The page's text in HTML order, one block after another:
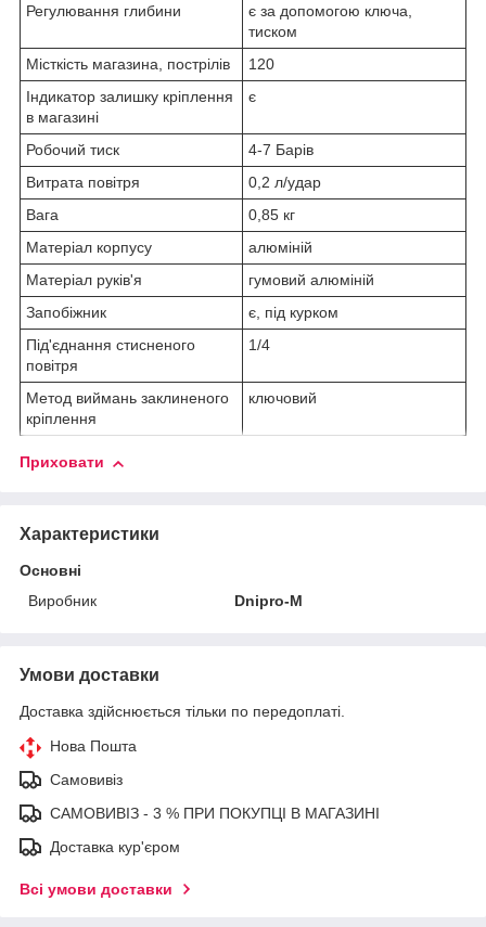
Регулювання глибини
є за допомогою ключа,
тиском
Місткість магазина, пострілів
120
Індикатор залишку кріплення
в магазині
є
Робочий тиск
4-7 Барів
Витрата повітря
0,2 л/удар
Вага
0,85 кг
Матеріал корпусу
алюміній
Матеріал руків'я
гумовий алюміній
Запобіжник
є, під курком
Під'єднання стисненого
повітря
1/4
Метод виймань заклиненого
кріплення
ключовий
Приховати
Характеристики
Основні
Виробник
Dnipro-M
Умови доставки
Доставка здійснюється тільки по передоплаті.
Нова Пошта
Самовивіз
САМОВИВІЗ - 3 % ПРИ ПОКУПЦІ В МАГАЗИНІ
Доставка кур'єром
Всі умови доставки